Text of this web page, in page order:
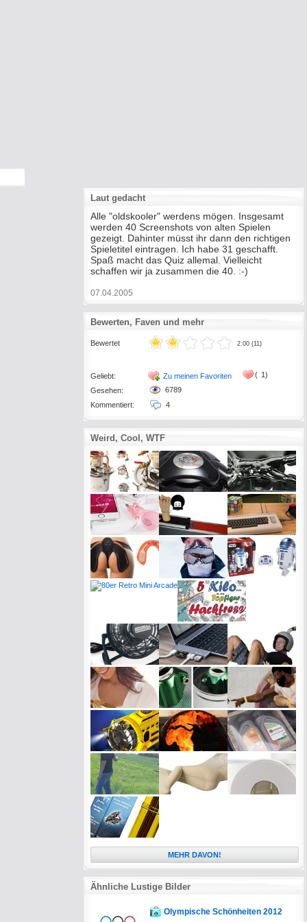
Laut gedacht
Alle "oldskooler" werdens mögen. Insgesamt
werden 40 Screenshots von alten Spielen
gezeigt. Dahinter müsst ihr dann den richtigen
Spieletitel eintragen. Ich habe 31 geschafft.
Spaß macht das Quiz allemal. Vielleicht
schaffen wir ja zusammen die 40. :-)
07.04.2005
Bewerten, Faven und mehr
Bewertet
Geliebt:
Gesehen:
Kommentiert:
2.00 (11)
Zu meinen Favoriten
6789
4
( 1)
Weird, Cool, WTF
MEHR DAVON!
Ähnliche Lustige Bilder
Olympische Schönheiten 2012